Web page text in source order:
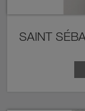
SAINT